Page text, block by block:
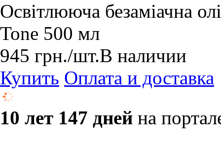
Освітлююча безаміачна
Tone 500 мл
945 грн./шт.В наличии
Купить Оплата и доставка
10 лет 147 дней на